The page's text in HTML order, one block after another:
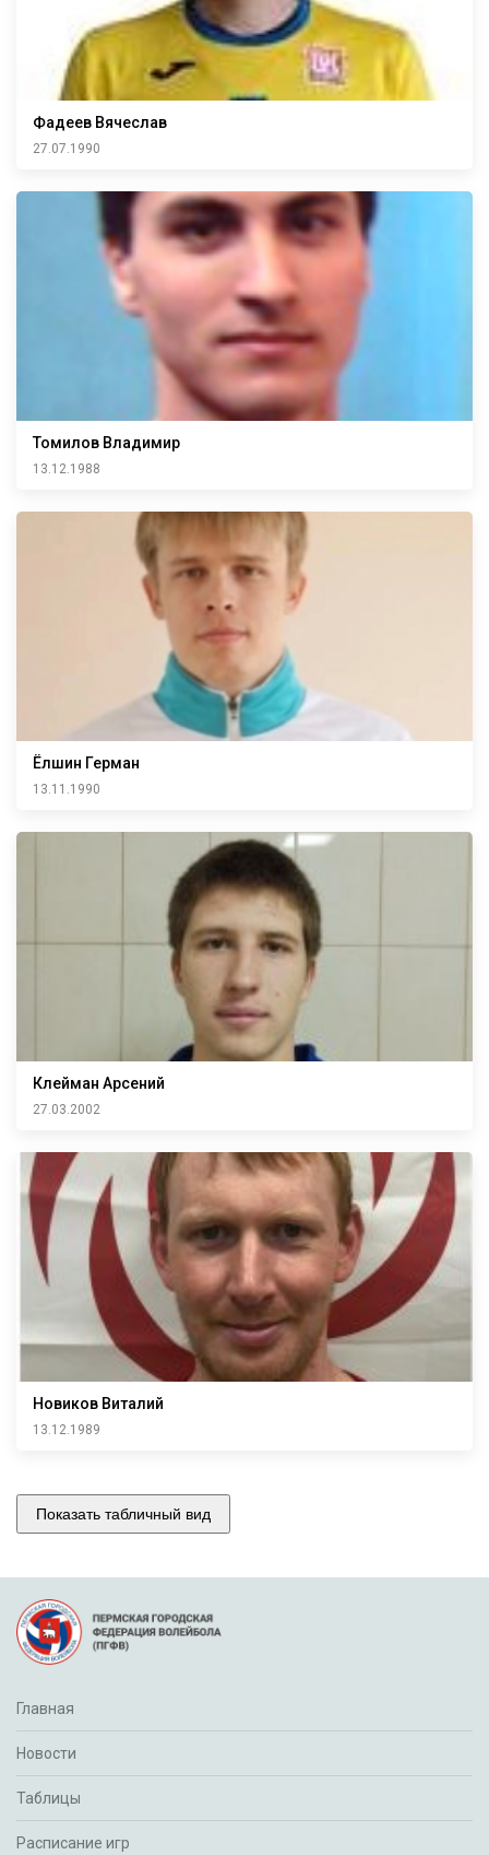
Фадеев Вячеслав
27.07.1990
Томилов Владимир
13.12.1988
Ёлшин Герман
13.11.1990
Клейман Арсений
27.03.2002
Новиков Виталий
13.12.1989
Показать табличный вид
Главная
Новости
Таблицы
Расписание игр